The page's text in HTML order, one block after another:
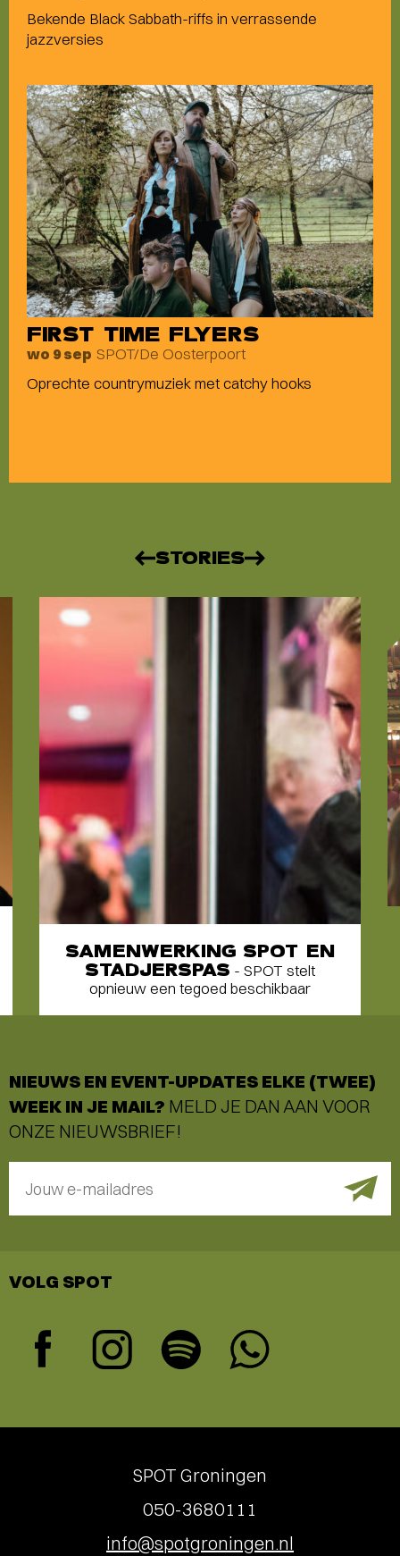
Bekende Black Sabbath-riffs in verrassende
jazzversies
FIRST TIME FLYERS
wo 9 sep SPOT/De Oosterpoort
Oprechte countrymuziek met catchy hooks
STORIES
SAMENWERKING SPOT EN
STADJERSPAS - SPOT stelt
opnieuw een tegoed beschikbaar
NIEUWS EN EVENT-UPDATES ELKE (TWEE)
WEEK IN JE MAIL? MELD JE DAN AAN VOOR
ONZE NIEUWSBRIEF!
Jouw e-mailadres
VOLG SPOT
SPOT Groningen
050-3680111
info@spotgroningen.nl